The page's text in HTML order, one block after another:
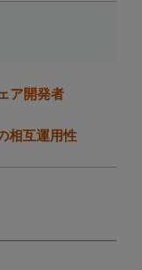
ア開発者
相互運用性